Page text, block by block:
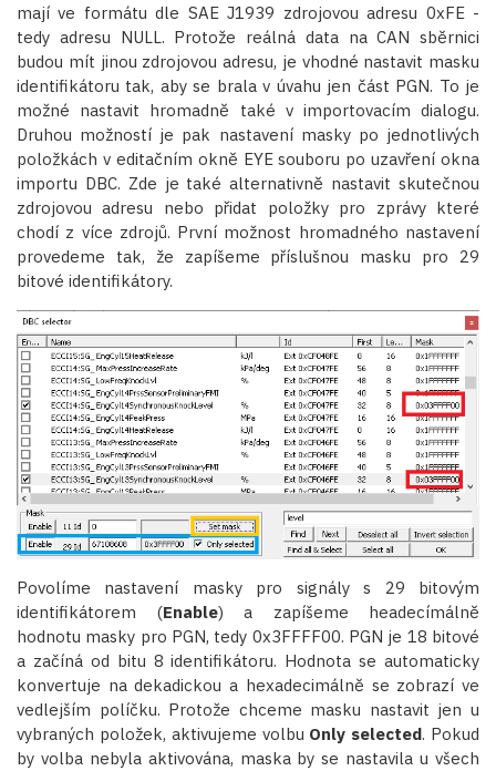
mají ve formátu dle SAE J1939 zdrojovou adresu 0xFE -
tedy adresu NULL. Protože reálná data na CAN sběrnici
budou mít jinou zdrojovou adresu, je vhodné nastavit masku
identifikátoru tak, aby se brala v úvahu jen část PGN. To je
možné nastavit hromadně také v importovacím dialogu.
Druhou možností je pak nastavení masky po jednotlivých
položkách v editačním okně EYE souboru po uzavření okna
importu DBC. Zde je také alternativně nastavit skutečnou
zdrojovou adresu nebo přidat položky pro zprávy které
chodí z více zdrojů. První možnost hromadného nastavení
provedeme tak, že zapíšeme příslušnou masku pro 29
bitové identifikátory.
Povolíme nastavení masky pro signály s 29 bitovým
identifikátorem (Enable) a zapíšeme headecímálně
hodnotu masky pro PGN, tedy 0x3FFFF00. PGN je 18 bitové
a začíná od bitu 8 identifikátoru. Hodnota se automaticky
konvertuje na dekadickou a hexadecimálně se zobrazí ve
vedlejším políčku. Protože chceme masku nastavit jen u
vybraných položek, aktivujeme volbu Only selected. Pokud
by volba nebyla aktivována, maska by se nastavila u všech